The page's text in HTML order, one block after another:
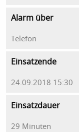
Alarm über
Telefon
Einsatzende
24.09.2018 15:30
Einsatzdauer
29 Minuten